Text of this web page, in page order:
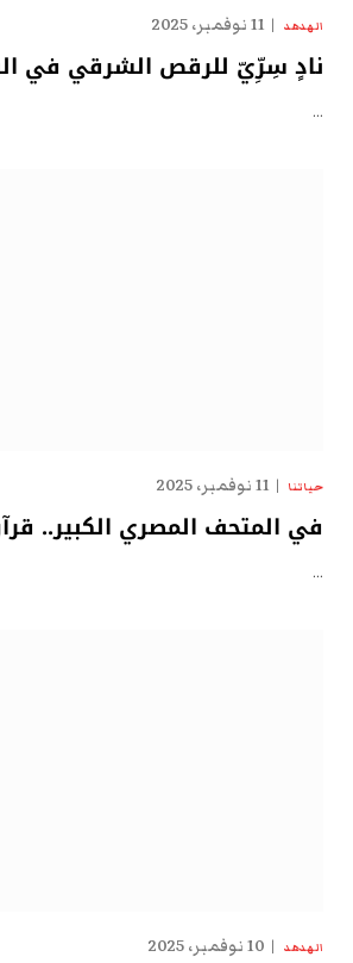
الهدهد 11 نوفمبر، 2025
نادٍ سِرِّيّ للرقص الشرقي في
…
حياتنا 11 نوفمبر، 2025
في المتحف المصري الكبير..
…
الهدهد 10 نوفمبر، 2025